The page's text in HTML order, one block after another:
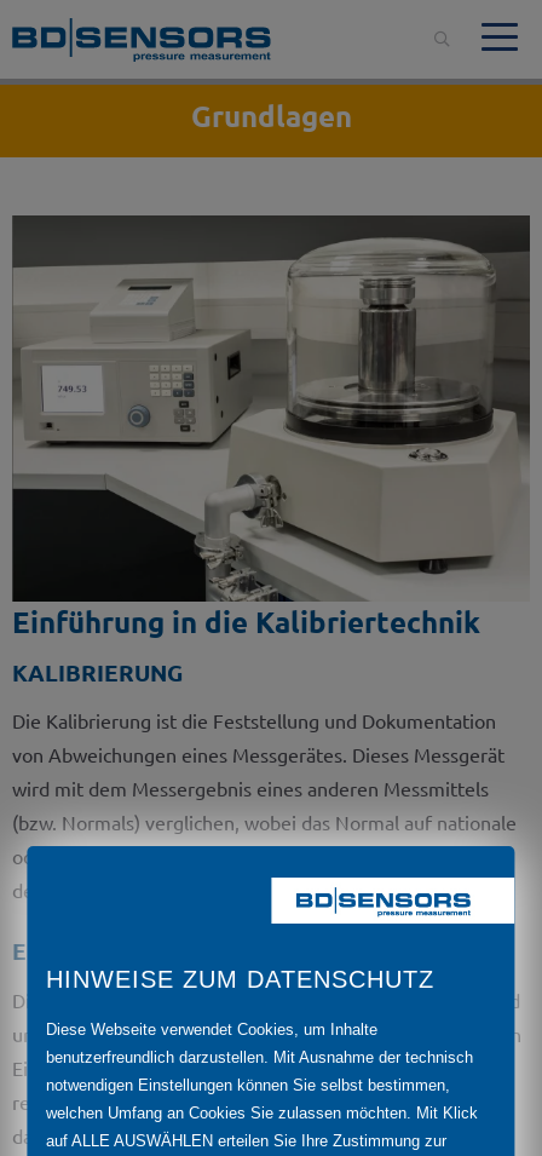
Grundlagen
Einführung in die Kalibriertechnik
KALIBRIERUNG
Die Kalibrierung ist die Feststellung und Dokumentation
von Abweichungen eines Messgerätes. Dieses Messgerät
wird mit dem Messergebnis eines anderen Messmittels
(bzw. Normals) verglichen, wobei das Normal auf nationale
oder internationale Normale rückgeführt ist und deshalb
dessen korrekte und genaue Funktion bekannt ist.
EICHUNG
Die Eichung ist die Kalibrierung einer staatlichen Stelle und
umfasst die Qualitätsprüfung und Kennzeichnung nach den
Eichvorschriften. Die Eichung und die Kalibrierung dienen
rein der Ermittlung der Abweichung der Anzeige. Hierbei
darf kein Eingriff am Messgerät selbst vorgenommen
HINWEISE ZUM DATENSCHUTZ
Diese Webseite verwendet Cookies, um Inhalte
benutzerfreundlich darzustellen. Mit Ausnahme der technisch
notwendigen Einstellungen können Sie selbst bestimmen,
welchen Umfang an Cookies Sie zulassen möchten. Mit Klick
auf ALLE AUSWÄHLEN erteilen Sie Ihre Zustimmung zur